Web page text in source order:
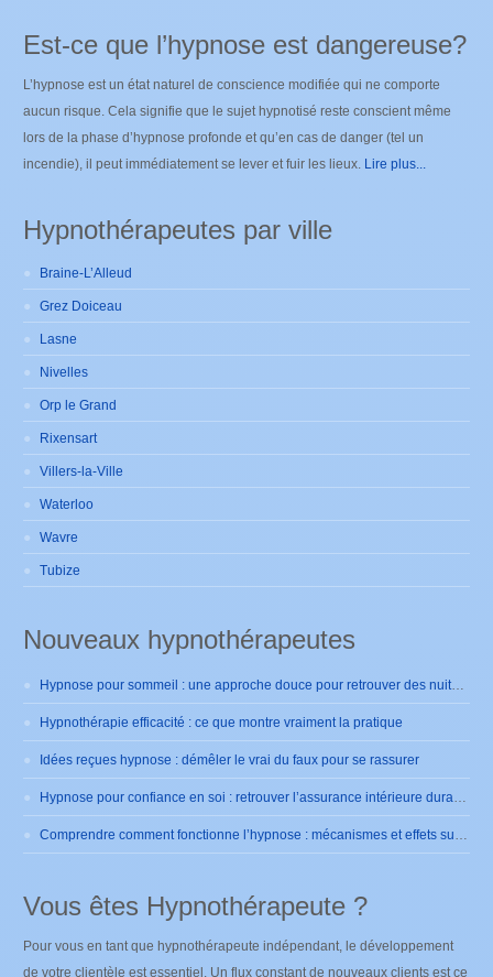
Est-ce que l’hypnose est dangereuse?
L’hypnose est un état naturel de conscience modifiée qui ne comporte
aucun risque. Cela signifie que le sujet hypnotisé reste conscient même
lors de la phase d’hypnose profonde et qu’en cas de danger (tel un
incendie), il peut immédiatement se lever et fuir les lieux. Lire plus...
Hypnothérapeutes par ville
Braine-L’Alleud
Grez Doiceau
Lasne
Nivelles
Orp le Grand
Rixensart
Villers-la-Ville
Waterloo
Wavre
Tubize
Nouveaux hypnothérapeutes
Hypnose pour sommeil : une approche douce pour retrouver des nuits sereines
Hypnothérapie efficacité : ce que montre vraiment la pratique
Idées reçues hypnose : démêler le vrai du faux pour se rassurer
Hypnose pour confiance en soi : retrouver l’assurance intérieure durablement
Comprendre comment fonctionne l’hypnose : mécanismes et effets sur le cerveau
Vous êtes Hypnothérapeute ?
Pour vous en tant que hypnothérapeute indépendant, le développement
de votre clientèle est essentiel. Un flux constant de nouveaux clients est ce